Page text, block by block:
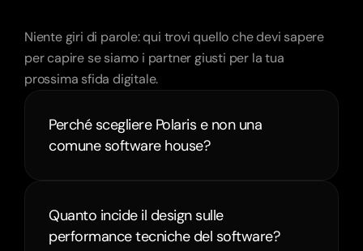
Asked Questions
Niente giri di parole: qui trovi quello che devi sapere
per capire se siamo i partner giusti per la tua
prossima sfida digitale.
Perché scegliere Polaris e non una
comune software house?
Quanto incide il design sulle
performance tecniche del software?